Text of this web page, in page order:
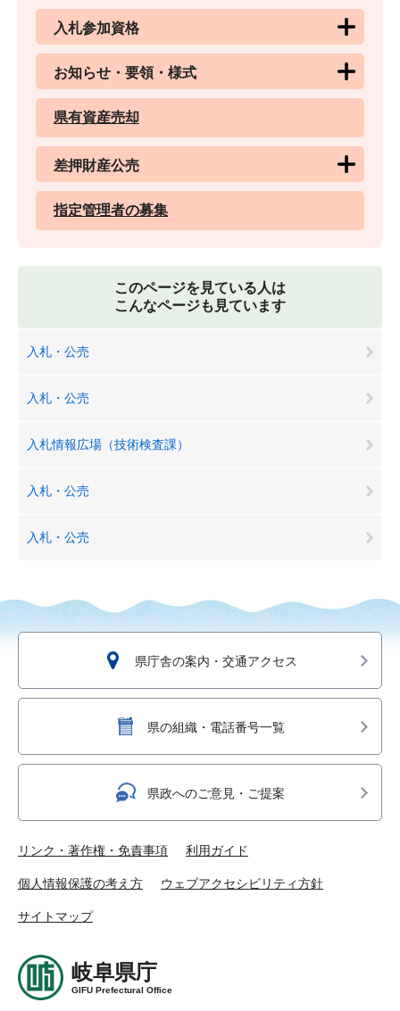
入札参加資格
お知らせ・要領・様式
県有資産売却
差押財産公売
指定管理者の募集
このページを見ている人は
こんなページも見ています
入札・公売
入札・公売
入札情報広場（技術検査課）
入札・公売
入札・公売
県庁舎の案内・交通アクセス
県の組織・電話番号一覧
県政へのご意見・ご提案
リンク・著作権・免責事項 利用ガイド
個人情報保護の考え方 ウェブアクセシビリティ方針
サイトマップ
岐阜県庁
GIFU Prefectural Office